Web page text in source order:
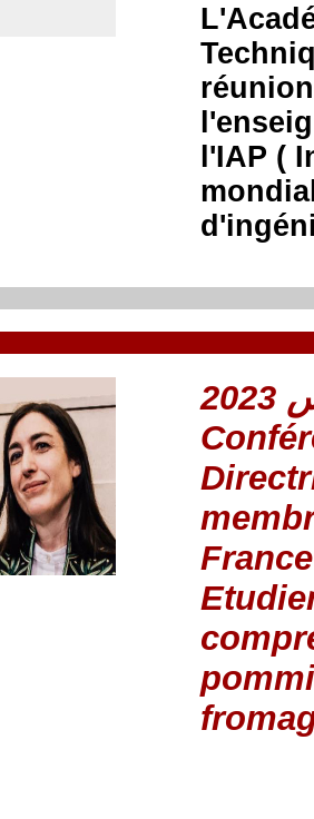
l'IAP (
France